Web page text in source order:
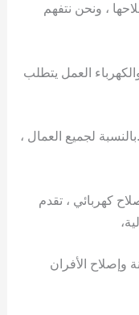
، ونحن نتفهم
العمل يتطلب
لجميع العمال ،
كهربائي ، تقدم
الأفران